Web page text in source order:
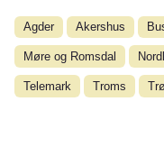
Agder Akershus
Møre og Romsdal
Telemark Troms